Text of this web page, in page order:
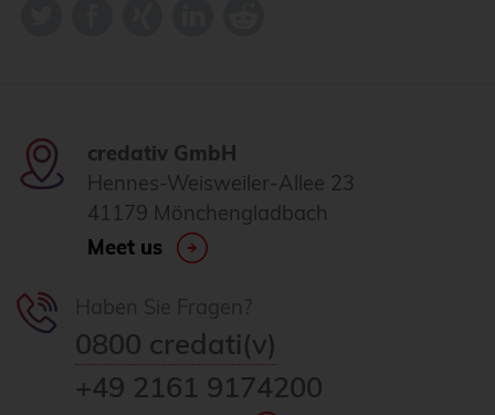
credativ GmbH
Hennes-Weisweiler-Allee 23
41179 Mönchengladbach
Meet us
0800 credati(v)
+49 2161 9174200